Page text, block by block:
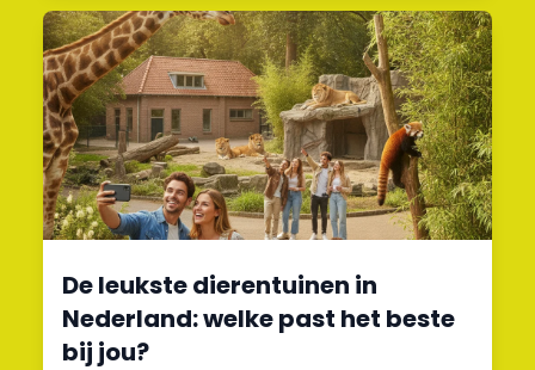
De leukste dierentuinen in
Nederland: welke past het beste
bij jou?